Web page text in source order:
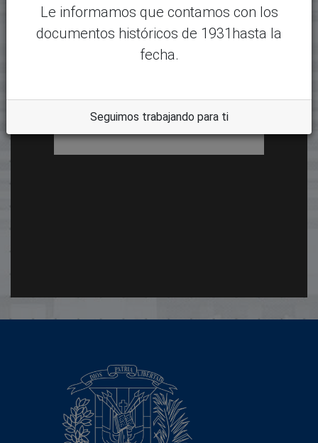
Le informamos que contamos con los
documentos históricos de 1931hasta la
fecha.
Seguimos trabajando para ti